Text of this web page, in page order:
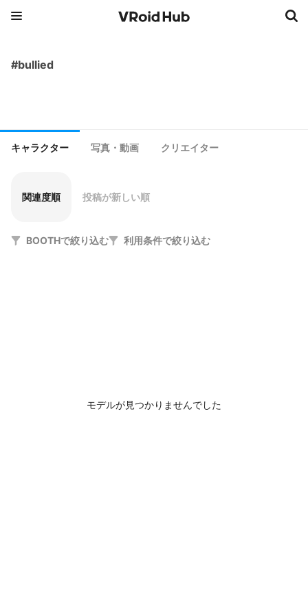
#bullied
キャラクター 写真・動画 クリエイター
関連度順 投稿が新しい順
BOOTHで絞り込む 利用条件で絞り込む
モデルが見つかりませんでした